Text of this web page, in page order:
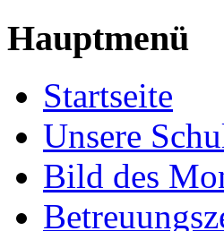
Hauptmenü
Startseite
Unsere
Bild des